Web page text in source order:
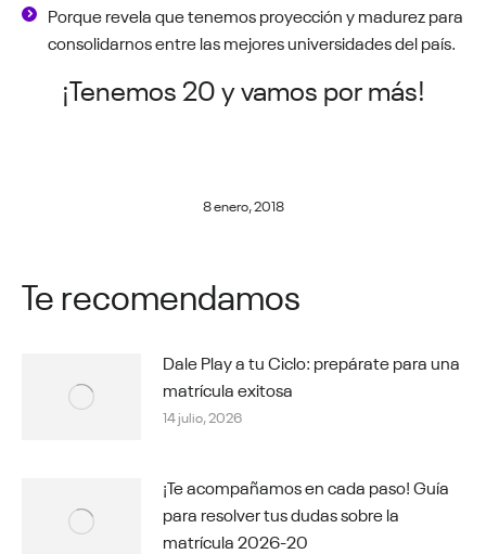
Porque revela que tenemos proyección y madurez para
consolidarnos entre las mejores universidades del país.
¡Tenemos 20 y vamos por más!
8 enero, 2018
Te recomendamos
Dale Play a tu Ciclo: prepárate para una
matrícula exitosa
14 julio, 2026
¡Te acompañamos en cada paso! Guía
para resolver tus dudas sobre la
matrícula 2026-20